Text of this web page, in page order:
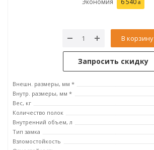
Экономия 6 540
В корзину
Запросить скидку
Внешн. размеры, мм *
Внутр. размеры, мм *
Вес, кг
Количество полок
Внутренний объем, л
Тип замка
Взломостойкость